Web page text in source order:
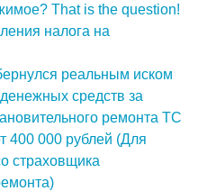
That is the question!
налога на
реальным иском
средств за
ремонта ТС
400 000 рублей (Для
страховщика